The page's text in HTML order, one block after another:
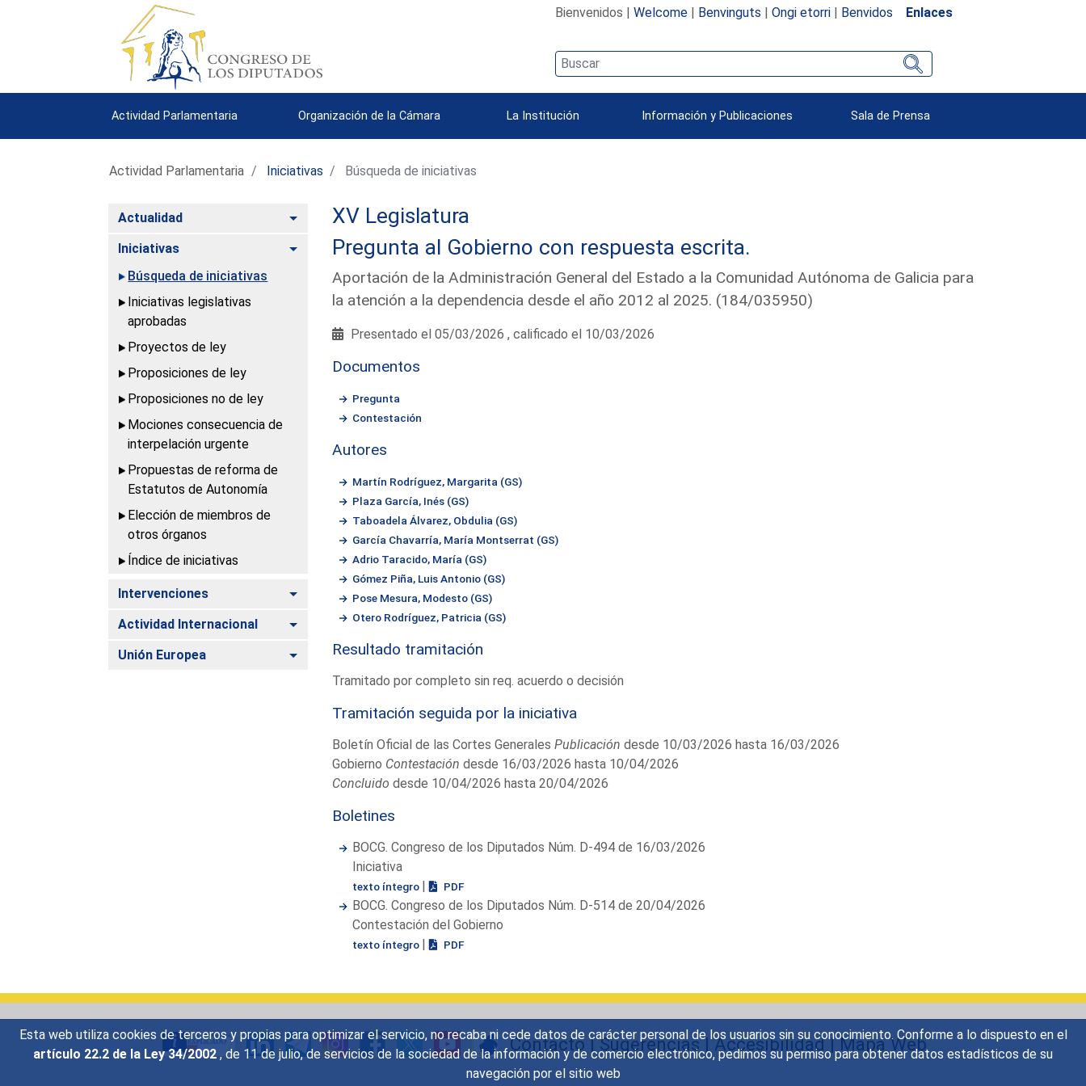
Esta web utiliza cookies de terceros y propias para optimizar el servicio, no recaba ni cede datos de carácter personal de los usuarios sin su conocimiento. Conforme a lo dispuesto en el
artículo 22.2 de la Ley 34/2002 , de 11 de julio, de servicios de la sociedad de la información y de comercio electrónico, pedimos su permiso para obtener datos estadísticos de su
navegación por el sitio web
Bienvenidos | Welcome| Benvinguts | Ongi etorri| Benvidos Enlaces
Actividad Parlamentaria Organización de la Cámara La Institución Información y Publicaciones Sala de Prensa
Actividad Parlamentaria Iniciativas Búsqueda de iniciativas
Actualidad Alternar
Iniciativas
Alternar
Búsqueda de iniciativas
Iniciativas legislativas
aprobadas
Proyectos de ley
Proposiciones de ley
Proposiciones no de ley
Mociones consecuencia de
interpelación urgente
Propuestas de reforma de
Estatutos de Autonomía
Elección de miembros de
otros órganos
Índice de iniciativas
Intervenciones Alternar
Actividad Internacional Alternar
Unión Europea Alternar
XV Legislatura
Pregunta al Gobierno con respuesta escrita.
Aportación de la Administración General del Estado a la Comunidad Autónoma de Galicia para
la atención a la dependencia desde el año 2012 al 2025. (184/035950)
Presentado el 05/03/2026 , calificado el 10/03/2026
Documentos
Pregunta
Contestación
Autores
Martín Rodríguez, Margarita (GS)
Plaza García, Inés (GS)
Taboadela Álvarez, Obdulia (GS)
García Chavarría, María Montserrat (GS)
Adrio Taracido, María (GS)
Gómez Piña, Luis Antonio (GS)
Pose Mesura, Modesto (GS)
Otero Rodríguez, Patricia (GS)
Resultado tramitación
Tramitado por completo sin req. acuerdo o decisión
Tramitación seguida por la iniciativa
Boletín Oficial de las Cortes Generales Publicación desde 10/03/2026 hasta 16/03/2026
Gobierno Contestación desde 16/03/2026 hasta 10/04/2026
Concluido desde 10/04/2026 hasta 20/04/2026
Boletines
BOCG. Congreso de los Diputados Núm. D-494 de 16/03/2026
Iniciativa
texto íntegro | PDF
BOCG. Congreso de los Diputados Núm. D-514 de 20/04/2026
Contestación del Gobierno
texto íntegro | PDF
Contacto|Sugerencias|Accesibilidad|Mapa Web